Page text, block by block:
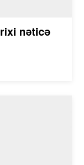
nəticə